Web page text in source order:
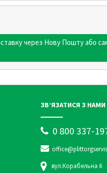
через Нову Пошту або
ЗВ’ЯЗАТИСЯ З НАМИ
0 800 337-
вул.Корабельна 6